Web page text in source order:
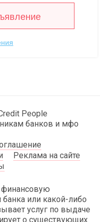
People
банков и мфо
Реклама на сайте
финансовую
банка или какой-либо
услуг по выдаче
о существующих